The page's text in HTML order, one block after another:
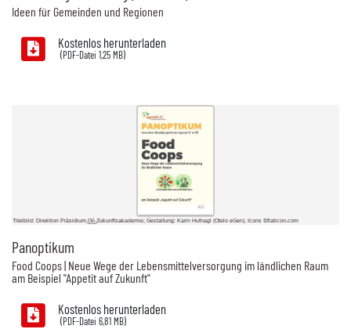
Ideen für Gemeinden und Regionen
Kostenlos herunterladen
1,25 MB)
Titelbild: Direktion Präsidium, Oö. Zukunftsakademie; Gestaltung: Karin Hufnagl (Otelo eGen), Icons ©flaticon.com
Panoptikum
Food Coops | Neue Wege der Lebensmittelversorgung im ländlichen Raum
am Beispiel "Appetit auf Zukunft"
Kostenlos herunterladen
6,81 MB)